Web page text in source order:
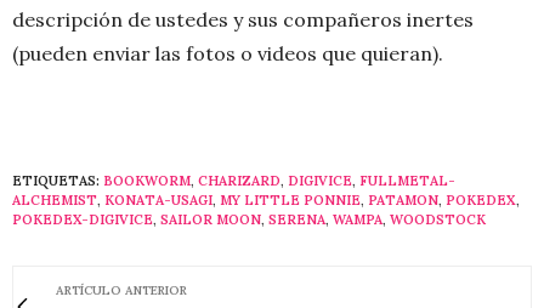
descripción de ustedes y sus compañeros inertes
(pueden enviar las fotos o videos que quieran).
ETIQUETAS: BOOKWORM, CHARIZARD, DIGIVICE, FULLMETAL-
ALCHEMIST, KONATA-USAGI, MY LITTLE PONNIE, PATAMON, POKEDEX,
POKEDEX-DIGIVICE, SAILOR MOON, SERENA, WAMPA, WOODSTOCK
ARTÍCULO ANTERIOR